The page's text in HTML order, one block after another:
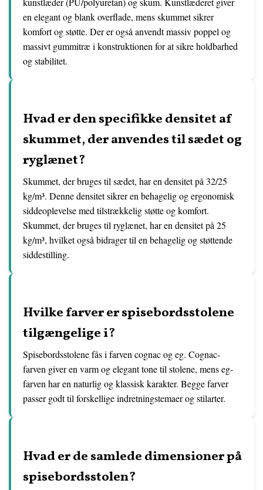
en elegant og blank overflade, mens skummet sikrer
komfort og støtte. Der er også anvendt massiv poppel og
massivt gummitræ i konstruktionen for at sikre holdbarhed
og stabilitet.
Hvad er den specifikke densitet af
skummet, der anvendes til sædet og
ryglænet?
Skummet, der bruges til sædet, har en densitet på 32/25
kg/m³. Denne densitet sikrer en behagelig og ergonomisk
siddeoplevelse med tilstrækkelig støtte og komfort.
Skummet, der bruges til ryglænet, har en densitet på 25
kg/m³, hvilket også bidrager til en behagelig og støttende
siddestilling.
Hvilke farver er spisebordsstolene
tilgængelige i?
Spisebordsstolene fås i farven cognac og eg. Cognac-
farven giver en varm og elegant tone til stolene, mens eg-
farven har en naturlig og klassisk karakter. Begge farver
passer godt til forskellige indretningstemaer og stilarter.
Hvad er de samlede dimensioner på
spisebordsstolen?